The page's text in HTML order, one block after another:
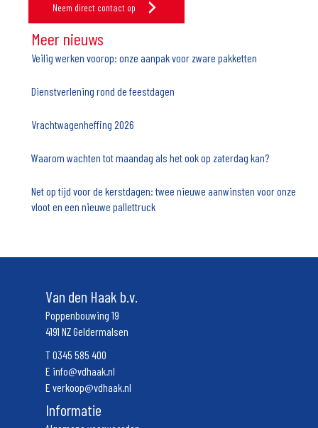
Neem direct contact op
Meer nieuws
Veilig werken voorop: onze aanpak voor zware pakketten
Dienstverlening rond de feestdagen
Vrachtwagenheffing 2026
Waarom wachten tot maandag als het ook op zaterdag kan?
Net op tijd voor de kerstdagen: twee nieuwe aanwinsten voor onze
vloot en een nieuwe pallettruck
Van den Haak b.v.
Poppenbouwing 19
4191 NZ Geldermalsen
T0345 585 400
E info@vdhaak.nl
E verkoop@vdhaak.nl
Informatie